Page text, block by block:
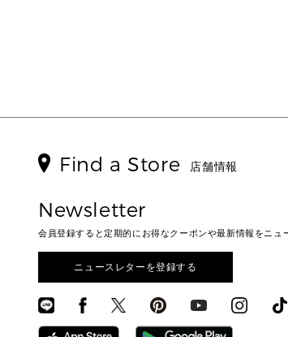
Find a Store 店舗情報
Newsletter
会員登録すると定期的にお得なクーポンや最新情報をニュ
ニュースレターを登録する